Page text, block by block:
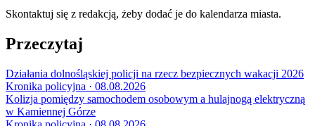
Skontaktuj się z redakcją, żeby dodać je do kalendarza miasta.
Przeczytaj
Działania dolnośląskiej policji na rzecz bezpiecznych wakacji 2026
Kronika policyjna · 08.08.2026
Kolizja pomiędzy samochodem osobowym a hulajnogą elektryczną
w Kamiennej Górze